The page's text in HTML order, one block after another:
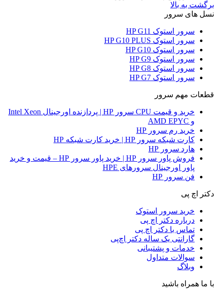
برگشت به بالا
نسل های سرور
سرور استوک HP G11
سرور استوک HP G10 PLUS
سرور استوک HP G10
سرور استوک HP G9
سرور استوک HP G8
سرور استوک HP G7
قطعات مهم سرور
خرید و قیمت CPU سرور HP | پردازنده اورجینال Intel Xeon
و AMD EPYC
خرید رم سرور HP
کارت شبکه سرور HP | خرید کارت شبکه HP
هارد سرور HP
فروش پاور سرور HP | خرید پاور سرور HP – قیمت و خرید
پاور اورجینال سرورهای HPE
فن سرور HP
دکتر اچ پی
خرید سرور استوک
درباره دکتر اچ پی
تماس با دکتر اچ پی
گارانتی یک ساله دکتر اچ‌پی
خدمات و پشتیبانی
سوالات متداول
وبلاگ
با ما همراه باشید